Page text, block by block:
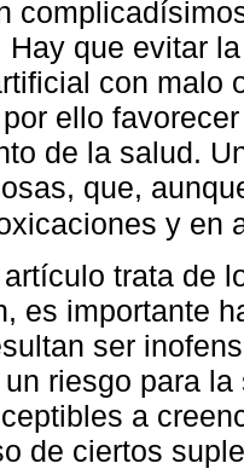
Hay que evitar
con malo
ello
de la salud.
que,
y en
trata de
es importante
ser
riesgo para
a
de ciertos